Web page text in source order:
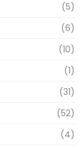
(5)
(6)
(10)
(1)
(31)
(52)
(4)